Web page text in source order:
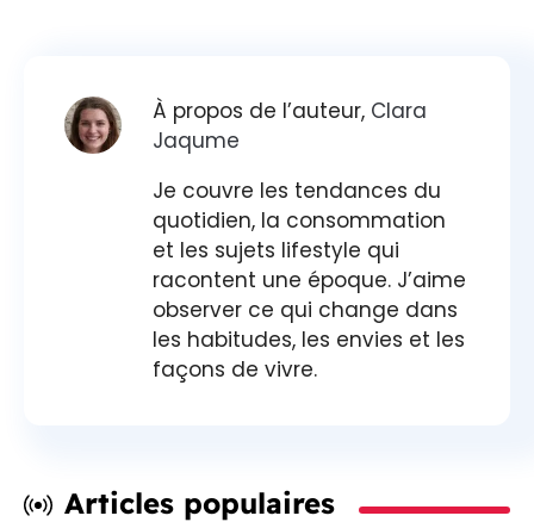
À propos de l’auteur, Clara
Jaqume
Je couvre les tendances du
quotidien, la consommation
et les sujets lifestyle qui
racontent une époque. J’aime
observer ce qui change dans
les habitudes, les envies et les
façons de vivre.
Articles populaires